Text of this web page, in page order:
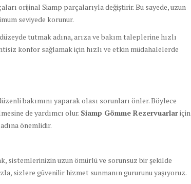
orijinal Siamp parçalarıyla değiştirir. Bu sayede, uzun
seviyede korunur.
tutmak adına, arıza ve bakım taleplerine hızlı
konfor sağlamak için hızlı ve etkin müdahalelerde
bakımını yaparak olası sorunları önler. Böylece
de yardımcı olur. Siamp Gömme Rezervuarlariçin
önemlidir.
sistemlerinizin uzun ömürlü ve sorunsuz bir şekilde
sizlere güvenilir hizmet sunmanın gururunu yaşıyoruz.